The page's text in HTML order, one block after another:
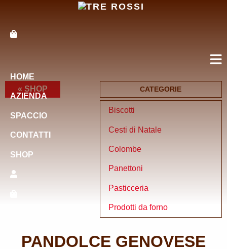
HOME
AZIENDA
SPACCIO
CONTATTI
SHOP
« SHOP CATEGORIE
Biscotti
Cesti di Natale
Colombe
Panettoni
Pasticceria
Prodotti da forno
PANDOLCE GENOVESE